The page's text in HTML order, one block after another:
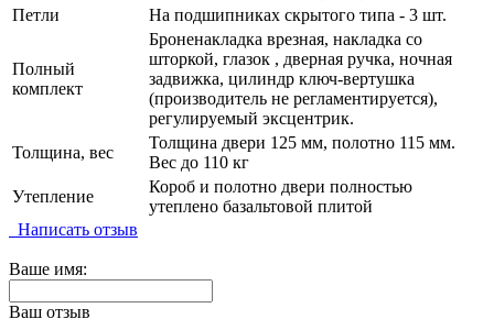
Петли
На подшипниках скрытого типа - 3 шт.
Полный
комплект
Броненакладка врезная, накладка со
шторкой, глазок , дверная ручка, ночная
задвижка, цилиндр ключ-вертушка
(производитель не регламентируется),
регулируемый эксцентрик.
Толщина, вес
Толщина двери 125 мм, полотно 115 мм.
Вес до 110 кг
Утепление
Короб и полотно двери полностью
утеплено базальтовой плитой
Написать отзыв
Ваше имя:
Ваш отзыв